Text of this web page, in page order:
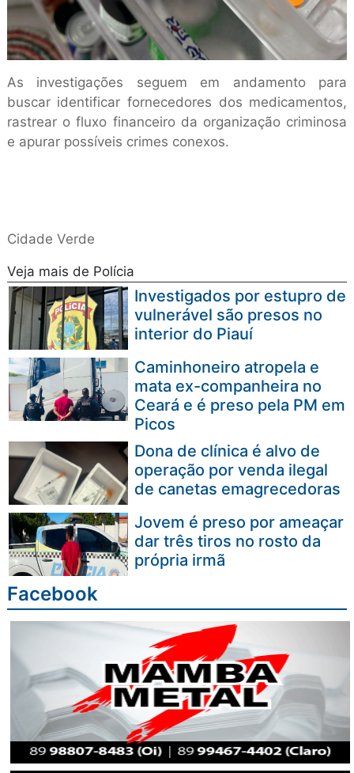
As investigações seguem em andamento para
buscar identificar fornecedores dos medicamentos,
rastrear o fluxo financeiro da organização criminosa
e apurar possíveis crimes conexos.
Cidade Verde
Veja mais de Polícia
Investigados por estupro de
vulnerável são presos no
interior do Piauí
Caminhoneiro atropela e
mata ex-companheira no
Ceará e é preso pela PM em
Picos
Dona de clínica é alvo de
operação por venda ilegal
de canetas emagrecedoras
Jovem é preso por ameaçar
dar três tiros no rosto da
própria irmã
Facebook